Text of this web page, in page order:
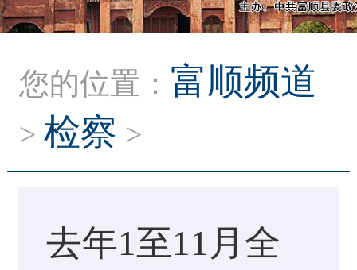
您的位置： 富顺频道
>检察 >
去年1至11月全